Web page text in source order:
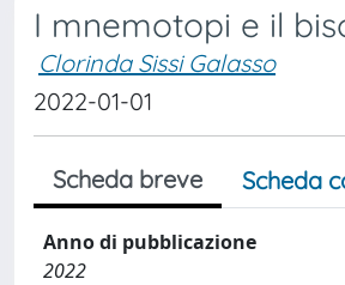
I mnemotopi e il
Clorinda Sissi Galasso
2022-01-01
Scheda breve Scheda
Anno di pubblicazione
2022